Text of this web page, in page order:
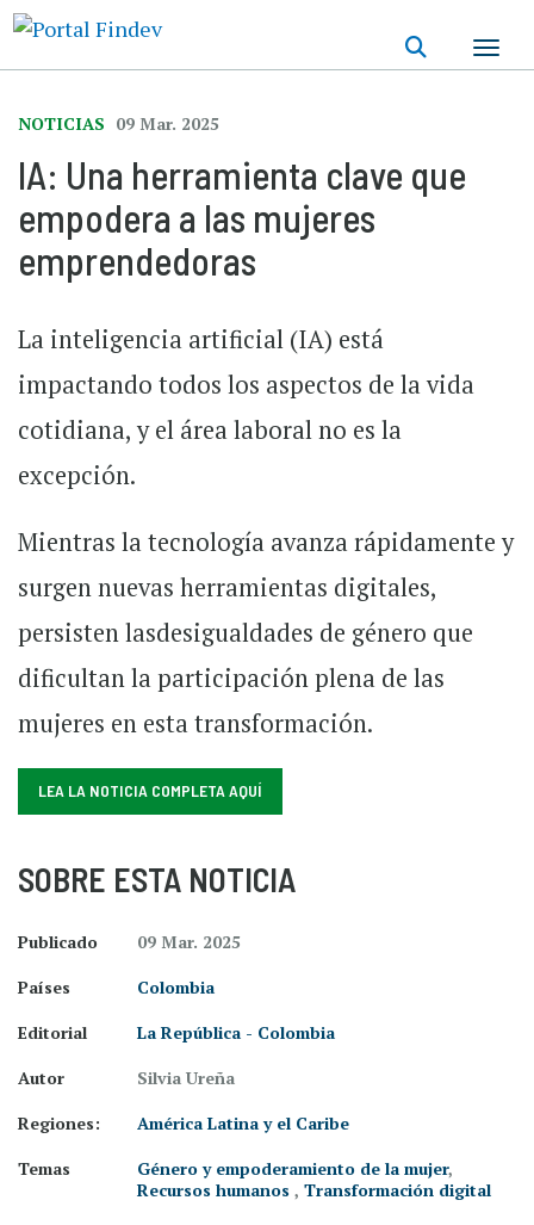
NOTICIAS 09 Mar. 2025
IA: Una herramienta clave que
empodera a las mujeres
emprendedoras
La inteligencia artificial (IA) está
impactando todos los aspectos de la vida
cotidiana, y el área laboral no es la
excepción.
Mientras la tecnología avanza rápidamente y
surgen nuevas herramientas digitales,
persisten lasdesigualdades de género que
dificultan la participación plena de las
mujeres en esta transformación.
LEA LA NOTICIA COMPLETA AQUÍ
SOBRE ESTA NOTICIA
Publicado
09 Mar. 2025
Países
Colombia
Editorial
La República - Colombia
Autor
Silvia Ureña
Regiones:
América Latina y el Caribe
Temas
Género y empoderamiento de la mujer,
Recursos humanos , Transformación digital